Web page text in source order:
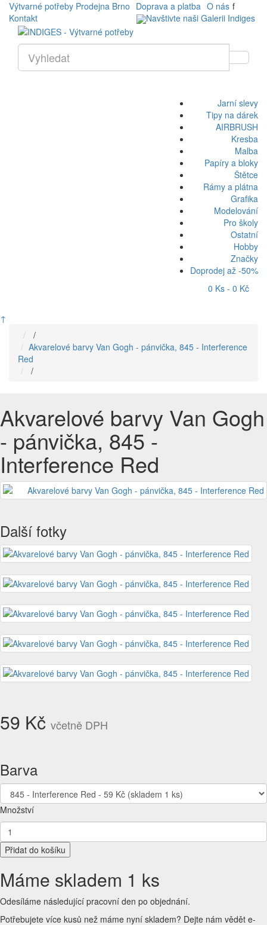
Výtvarné potřeby Prodejna Brno Doprava a platba O nás
Kontakt
Navštivte naši Galerii Indiges
f
Jarní slevy
Tipy na dárek
AIRBRUSH
Kresba
Malba
Papíry a bloky
Štětce
Rámy a plátna
Grafika
Modelování
Pro školy
Ostatní
Hobby
Značky
Doprodej až -50%
0 Ks - 0 Kč
↑
/
Akvarelové barvy Van Gogh - pánvička, 845 - Interference
Red
/
Akvarelové barvy Van Gogh
- pánvička, 845 -
Interference Red
Další fotky
59 Kč včetně DPH
Barva
Množství
Přidat do košíku
Máme skladem 1 ks
Odesíláme následující pracovní den po objednání.
Potřebujete více kusů než máme nyní skladem? Dejte nám vědět e-